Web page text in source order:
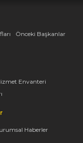
Önceki Başkanlar
Envanteri
Haberler